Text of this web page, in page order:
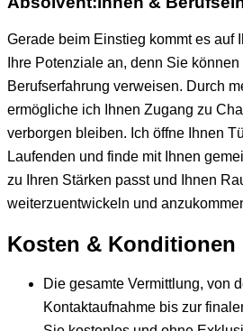
Gerade beim Einstieg kommt es auf
Ihre Potenziale an, denn Sie
Berufserfahrung verweisen. Durch
ermögliche ich Ihnen Zugang zu
verborgen bleiben. Ich öffne Ihnen
Laufenden und finde mit Ihnen
zu Ihren Stärken passt und Ihnen
weiterzuentwickeln und
Kosten & Konditionen
Die gesamte Vermittlung, von
Kontaktaufnahme bis zur